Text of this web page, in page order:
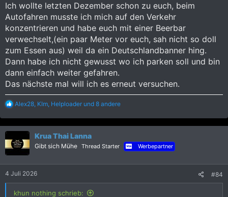
Ich wollte letzten Dezember schon zu euch, beim
Autofahren musste ich mich auf den Verkehr
konzentrieren und habe euch mit einer Beerbar
verwechselt,(ein paar Meter vor euch, sah nicht so doll
zum Essen aus) weil da ein Deutschlandbanner hing.
Dann habe ich nicht gewusst wo ich parken soll und bin
dann einfach weiter gefahren.
Das nächste mal will ich es erneut versuchen.
R
a
k
i
n
:
Alex28, KIm, Helploader und 8 andere
Krua Thai Lanna
Gibt sich Mühe Thread Starter Werbepartner
4 Juli 2026 #84
khun nothing schrieb: